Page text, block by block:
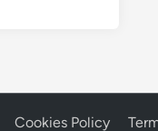
Cookies Policy